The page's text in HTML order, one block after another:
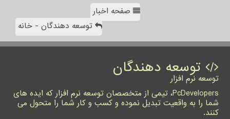
صفحه اخبار
توسعه دهندگان - خانه
توسعه دهندگان
توسعه نرم افزار
PcDevelopers، تیمی از متخصصان توسعه نرم افزار که ایده های
شما را به واقعیت تبدیل نموده و کسب و کار شما را متحول می
کنند.